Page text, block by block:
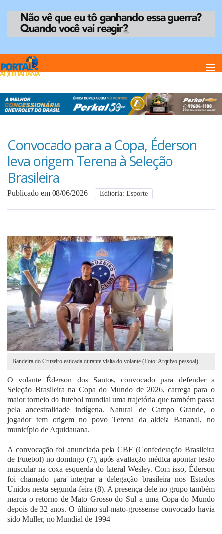
Home
Anuncie
Anuncie
Convocado para a Copa, Éderson
leva origem Terena à Seleção
Brasileira
Publicado em 08/06/2026 Editoria: Esporte
Bandeira do Cruzeiro esticada durante visita do volante (Foto: Arquivo pessoal)
O volante Éderson dos Santos, convocado para defender a
Seleção Brasileira na Copa do Mundo de 2026, carrega para o
maior torneio do futebol mundial uma trajetória que também passa
pela ancestralidade indígena. Natural de Campo Grande, o
jogador tem origem no povo Terena da aldeia Bananal, no
município de Aquidauana.
A convocação foi anunciada pela CBF (Confederação Brasileira
de Futebol) no domingo (7), após avaliação médica apontar lesão
muscular na coxa esquerda do lateral Wesley. Com isso, Éderson
foi chamado para integrar a delegação brasileira nos Estados
Unidos nesta segunda-feira (8). A presença dele no grupo também
marca o retorno de Mato Grosso do Sul a uma Copa do Mundo
depois de 32 anos. O último sul-mato-grossense convocado havia
sido Muller, no Mundial de 1994.